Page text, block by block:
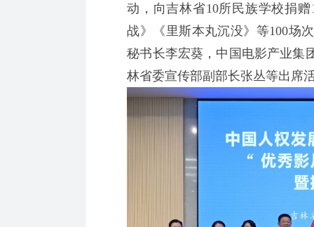
动，向吉林省10所民族学校捐
战》《里斯本丸沉没》等100场
秘书长李宏葵，中国电影产业集
林省委宣传部副部长张丛等出席